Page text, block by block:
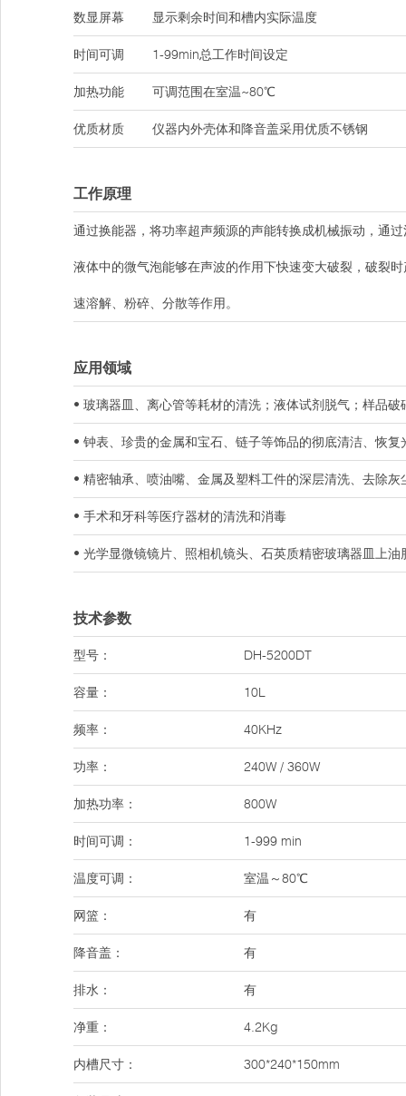
数显屏幕 显示剩余时间和槽内实际温度
时间可调 1-99min总工作时间设定
加热功能 可调范围在室温~80℃
优质材质 仪器内外壳体和降音盖采用优质不锈钢
工作原理
通过换能器，将功率超声频源的声能转换成机械振动，通
液体中的微气泡能够在声波的作用下快速变大破裂，破裂
速溶解、粉碎、分散等作用。
应用领域
• 玻璃器皿、离心管等耗材的清洗；液体试剂脱气；样品破
• 钟表、珍贵的金属和宝石、链子等饰品的彻底清洁、恢复
• 精密轴承、喷油嘴、金属及塑料工件的深层清洗、去除灰
• 手术和牙科等医疗器材的清洗和消毒
• 光学显微镜镜片、照相机镜头、石英质精密玻璃器皿上油
技术参数
型号： DH-5200DT
容量： 10L
频率： 40KHz
功率： 240W / 360W
加热功率： 800W
时间可调： 1-999 min
温度可调： 室温～80℃
网篮： 有
降音盖： 有
排水： 有
净重： 4.2Kg
内槽尺寸： 300*240*150mm